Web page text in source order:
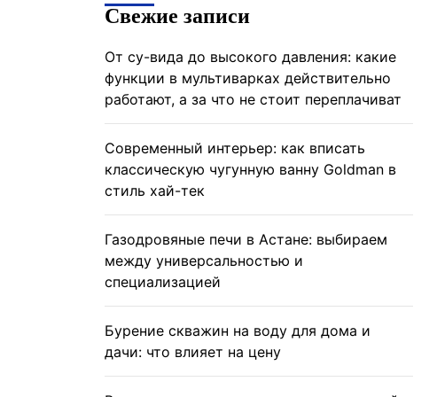
Свежие записи
От су-вида до высокого давления: какие
функции в мультиварках действительно
работают, а за что не стоит переплачиват
Современный интерьер: как вписать
классическую чугунную ванну Goldman в
стиль хай-тек
Газодровяные печи в Астане: выбираем
между универсальностью и
специализацией
Бурение скважин на воду для дома и
дачи: что влияет на цену